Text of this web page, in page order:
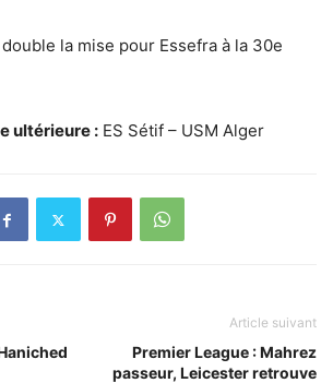
la mise pour Essefra à la 30e
ultérieure : ES Sétif – USM Alger
Article suivant
Premier League : Mahrez
passeur, Leicester retrouve